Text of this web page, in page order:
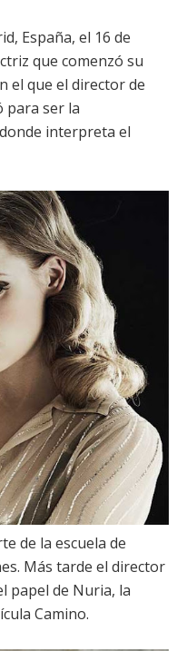
España, el 16 de
que comenzó su
el que el director de
para ser la
interpreta el
de la escuela de
Más tarde el director
papel de Nuria, la
Camino.